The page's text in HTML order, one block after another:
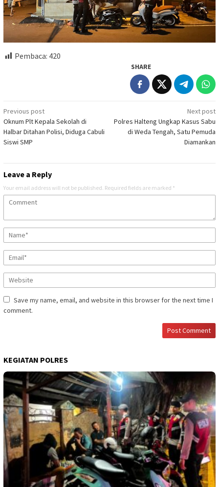
Pembaca: 420
SHARE
Post
navigation
Previous post
Oknum Plt Kepala Sekolah di
Halbar Ditahan Polisi, Diduga Cabuli
Siswi SMP
Next post
Polres Halteng Ungkap Kasus Sabu
di Weda Tengah, Satu Pemuda
Diamankan
Leave a Reply
Your email address will not be published. Required fields are marked *
Save my name, email, and website in this browser for the next time I
comment.
KEGIATAN POLRES